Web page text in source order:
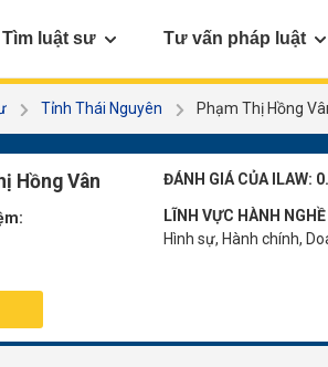
Tìm luật sư Tư vấn pháp luật
Tỉnh Thái Nguyên Phạm Thị Hồng
Hồng Vân ĐÁNH GIÁ CỦA ILAW:
LĨNH VỰC HÀNH NGHỀ
Hình sự, Hành chính,